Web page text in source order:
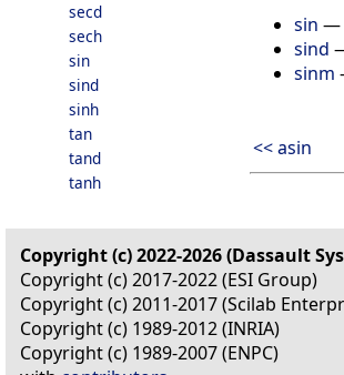
secd
sech
sin
sind
sinh
tan
tand
tanh
sin —
sind
sinm
<< asin
Copyright (c) 2022-2026 (Dassault
Copyright (c) 2017-2022 (ESI Group)
Copyright (c) 2011-2017 (Scilab
Copyright (c) 1989-2012 (INRIA)
Copyright (c) 1989-2007 (ENPC)